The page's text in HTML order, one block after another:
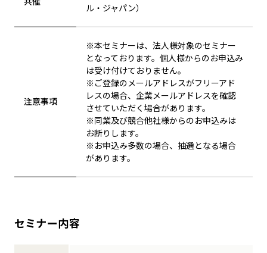
ル・ジャパン）
注意事項
※本セミナーは、法人様対象のセミナー
となっております。個人様からのお申込み
は受け付けておりません。
※ご登録のメールアドレスがフリーアド
レスの場合、企業メールアドレスを確認
させていただく場合があります。
※同業及び競合他社様からのお申込みは
お断りします。
※お申込み多数の場合、抽選となる場合
があります。
セミナー内容